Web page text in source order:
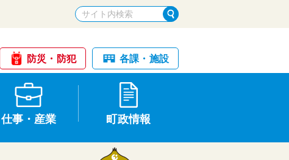
防災・防犯 各課・施設
仕事・産業 町政情報